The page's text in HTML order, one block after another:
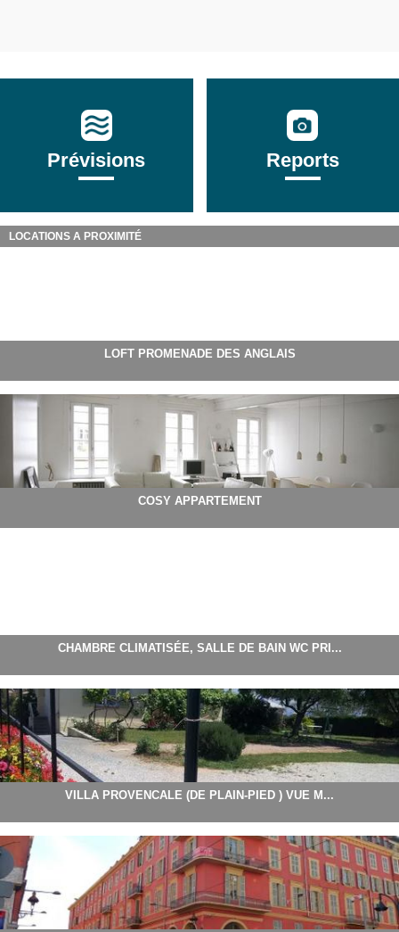
Prévisions Reports
LOCATIONS A PROXIMITÉ
LOFT PROMENADE DES ANGLAIS
COSY APPARTEMENT
CHAMBRE CLIMATISÉE, SALLE DE BAIN WC PRI...
VILLA PROVENCALE (DE PLAIN-PIED ) VUE M...